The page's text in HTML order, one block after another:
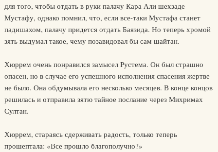
для того, чтобы отдать в руки палачу Кара Али шехзаде
Мустафу, однако помнил, что, если все-таки Мустафа станет
падишахом, палачу придется отдать Баязида. Но теперь хромой
зять выдумал такое, чему позавидовал бы сам шайтан.
Хюррем очень понравился замысел Рустема. Он был страшно
опасен, но в случае его успешного исполнения спасения жертве
не было. Она обдумывала его несколько месяцев. В конце концов
решилась и отправила зятю тайное послание через Михримах
Султан.
Хюррем, стараясь сдерживать радость, только теперь
прошептала: «Все прошло благополучно?»